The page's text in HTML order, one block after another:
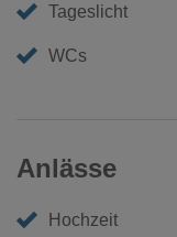
Tageslicht
WCs
Anlässe
Hochzeit